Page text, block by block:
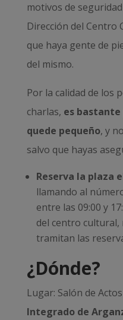
motivos de
Dirección del Centro
que haya gente de
del mismo.
Por la calidad de los
charlas, es
quede pequeño, y
salvo que hayas
Reserva la plaza
llamando al
entre las 09:00 y
del centro
tramitan las
¿Dónde?
Lugar: Salón de
Integrado de